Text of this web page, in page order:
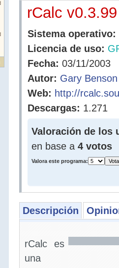
rCalc v0.3.99
Sistema operativo:
Licencia de uso:
Fecha: 03/11/2003
Autor: Gary Benson
Web: http://
Descargas: 1.271
Valoración de los
en base a 4 votos
Valora este programa:
Descripción
rCalc es
una